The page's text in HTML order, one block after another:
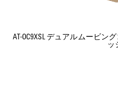
AT-OC9XSL デュアルムービン
ッ